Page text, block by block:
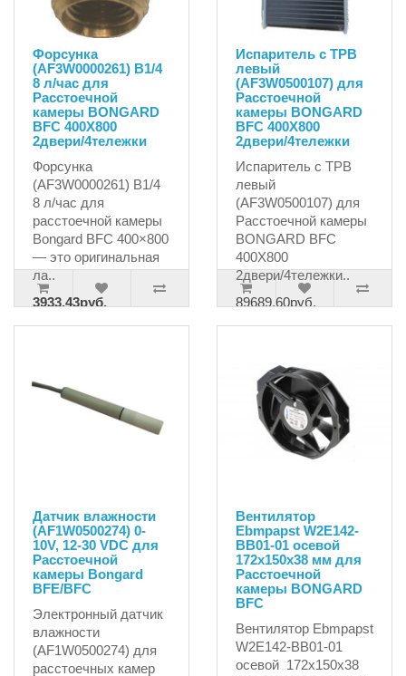
Форсунка
(AF3W0000261) B1/4
8 л/час для
Расстоечной
камеры BONGARD
BFC 400X800
2двери/4тележки
Форсунка
(AF3W0000261) B1/4
8 л/час для
расстоечной камеры
Bongard BFC 400×800
— это оригинальная
ла..
3933.43руб.
Испаритель с ТРВ
левый
(AF3W0500107) для
Расстоечной
камеры BONGARD
BFC 400X800
2двери/4тележки
Испаритель с ТРВ
левый
(AF3W0500107) для
Расстоечной камеры
BONGARD BFC
400X800
2двери/4тележки..
89689.60руб.
Датчик влажности
(AF1W0500274) 0-
10V, 12-30 VDC для
Расстоечной
камеры Bongard
BFE/BFC
Электронный датчик
влажности
(AF1W0500274) для
расстоечных камер
Вентилятор
Ebmpapst W2E142-
BB01-01 осевой
172x150x38 мм для
Расстоечной
камеры BONGARD
BFC
Вентилятор Ebmpapst
W2E142-BB01-01
осевой 172x150x38